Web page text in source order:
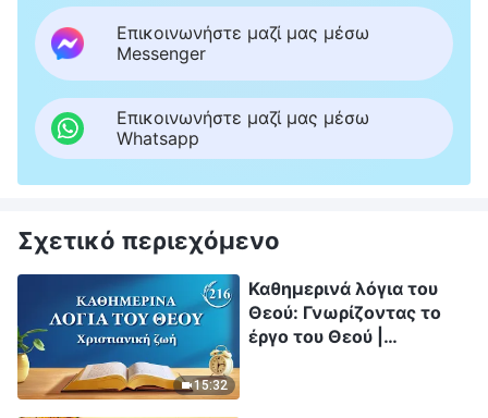
Επικοινωνήστε μαζί μας μέσω
Messenger
Επικοινωνήστε μαζί μας μέσω
Whatsapp
Σχετικό περιεχόμενο
15:32
Καθημερινά λόγια του
Θεού: Γνωρίζοντας το
έργο του Θεού |